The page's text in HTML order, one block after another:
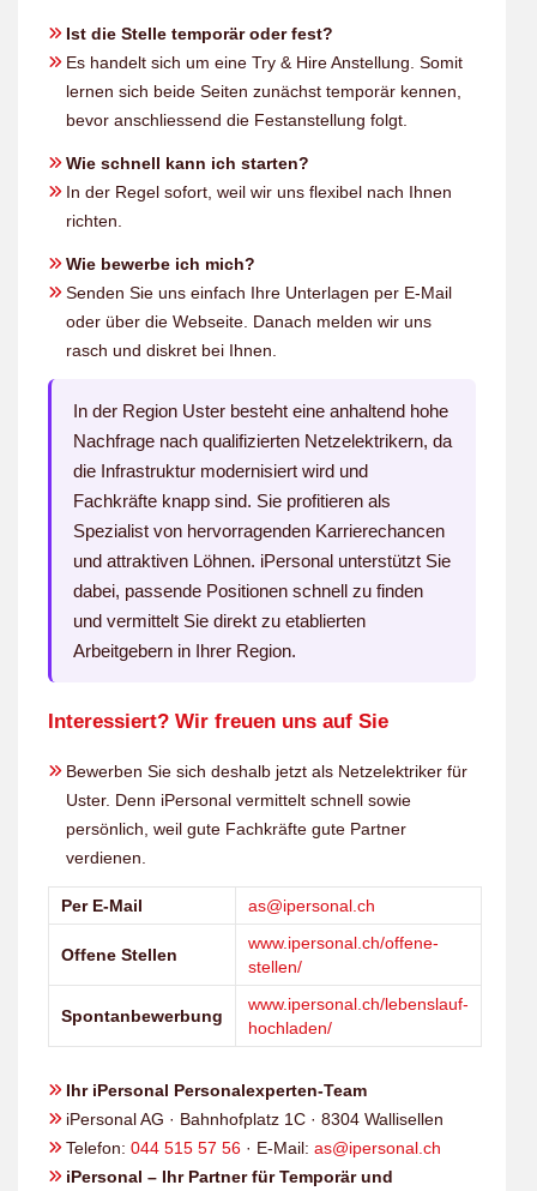
Ist die Stelle temporär oder fest?
Es handelt sich um eine Try & Hire Anstellung. Somit
lernen sich beide Seiten zunächst temporär kennen,
bevor anschliessend die Festanstellung folgt.
Wie schnell kann ich starten?
In der Regel sofort, weil wir uns flexibel nach Ihnen
richten.
Wie bewerbe ich mich?
Senden Sie uns einfach Ihre Unterlagen per E-Mail
oder über die Webseite. Danach melden wir uns
rasch und diskret bei Ihnen.
In der Region Uster besteht eine anhaltend hohe
Nachfrage nach qualifizierten Netzelektrikern, da
die Infrastruktur modernisiert wird und
Fachkräfte knapp sind. Sie profitieren als
Spezialist von hervorragenden Karrierechancen
und attraktiven Löhnen. iPersonal unterstützt Sie
dabei, passende Positionen schnell zu finden
und vermittelt Sie direkt zu etablierten
Arbeitgebern in Ihrer Region.
Interessiert? Wir freuen uns auf Sie
Bewerben Sie sich deshalb jetzt als Netzelektriker für
Uster. Denn iPersonal vermittelt schnell sowie
persönlich, weil gute Fachkräfte gute Partner
verdienen.
Per E-Mail as@ipersonal.ch
Offene Stellen
www.ipersonal.ch/offene-
stellen/
Spontanbewerbung
www.ipersonal.ch/lebenslauf-
hochladen/
Ihr iPersonal Personalexperten-Team
iPersonal AG · Bahnhofplatz 1C · 8304 Wallisellen
Telefon: 044 515 57 56 · E-Mail: as@ipersonal.ch
iPersonal – Ihr Partner für Temporär und